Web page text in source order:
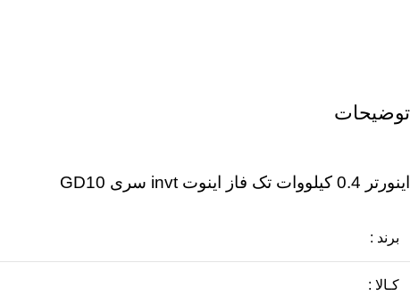
توضیحات
اينورتر 0.4 کیلووات تک فاز اینوت invt سری GD10
برند :
کـالا :